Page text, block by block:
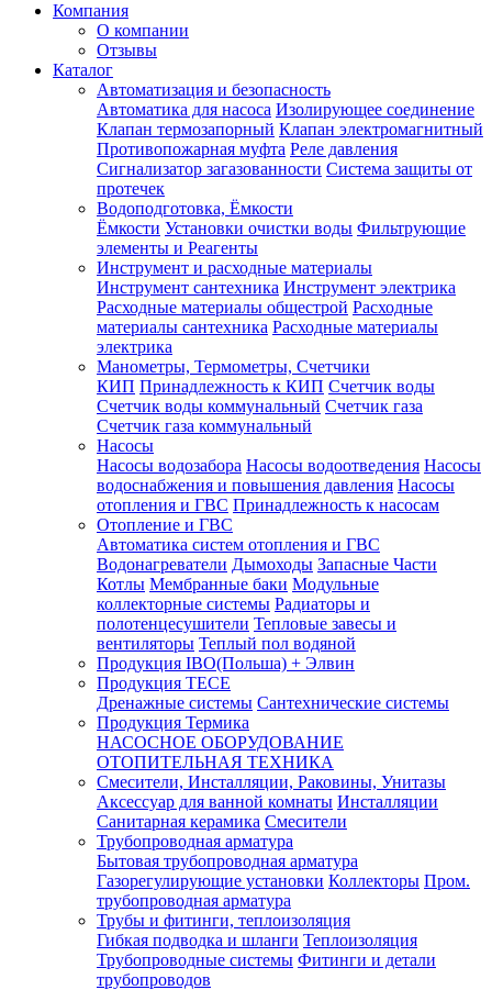
Компания
О компании
Отзывы
Каталог
Автоматизация и безопасность
Автоматика для насоса Изолирующее соединение
Клапан термозапорный Клапан электромагнитный
Противопожарная муфта Реле давления
Сигнализатор загазованности Система защиты от
протечек
Водоподготовка, Ёмкости
Ёмкости Установки очистки воды Фильтрующие
элементы и Реагенты
Инструмент и расходные материалы
Инструмент сантехника Инструмент электрика
Расходные материалы общестрой Расходные
материалы сантехника Расходные материалы
электрика
Манометры, Термометры, Счетчики
КИП Принадлежность к КИП Счетчик воды
Счетчик воды коммунальный Счетчик газа
Счетчик газа коммунальный
Насосы
Насосы водозабора Насосы водоотведения Насосы
водоснабжения и повышения давления Насосы
отопления и ГВС Принадлежность к насосам
Отопление и ГВС
Автоматика систем отопления и ГВС
Водонагреватели Дымоходы Запасные Части
Котлы Мембранные баки Модульные
коллекторные системы Радиаторы и
полотенцесушители Тепловые завесы и
вентиляторы Теплый пол водяной
Продукция IBO(Польша) + Элвин
Продукция TECE
Дренажные системы Сантехнические системы
Продукция Термика
НАСОСНОЕ ОБОРУДОВАНИЕ
ОТОПИТЕЛЬНАЯ ТЕХНИКА
Смесители, Инсталляции, Раковины, Унитазы
Аксессуар для ванной комнаты Инсталляции
Санитарная керамика Смесители
Трубопроводная арматура
Бытовая трубопроводная арматура
Газорегулирующие установки Коллекторы Пром.
трубопроводная арматура
Трубы и фитинги, теплоизоляция
Гибкая подводка и шланги Теплоизоляция
Трубопроводные системы Фитинги и детали
трубопроводов